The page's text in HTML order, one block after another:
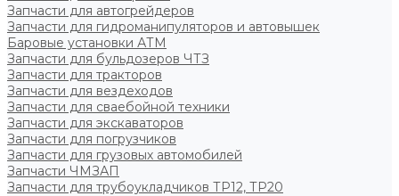
Запчасти для автогрейдеров
Запчасти для гидроманипуляторов и автовышек
Баровые установки АТМ
Запчасти для бульдозеров ЧТЗ
Запчасти для тракторов
Запчасти для вездеходов
Запчасти для сваебойной техники
Запчасти для экскаваторов
Запчасти для погрузчиков
Запчасти для грузовых автомобилей
Запчасти ЧМЗАП
Запчасти для трубоукладчиков ТР12, ТР20